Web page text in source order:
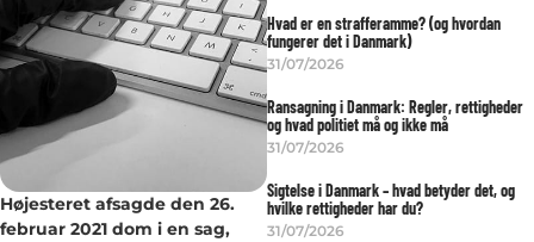
Hvad er en strafferamme? (og hvordan
fungerer det i Danmark)
31/07/2026
Ransagning i Danmark: Regler, rettigheder
og hvad politiet må og ikke må
31/07/2026
Sigtelse i Danmark – hvad betyder det, og
hvilke rettigheder har du?
31/07/2026
Højesteret afsagde den 26.
februar 2021 dom i en sag,